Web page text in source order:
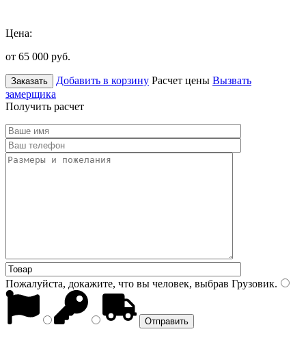
Цена:
от 65 000 руб.
Заказать Добавить в корзину Расчет цены Вызвать
замерщика
Получить расчет
Пожалуйста, докажите, что вы человек, выбрав Грузовик.